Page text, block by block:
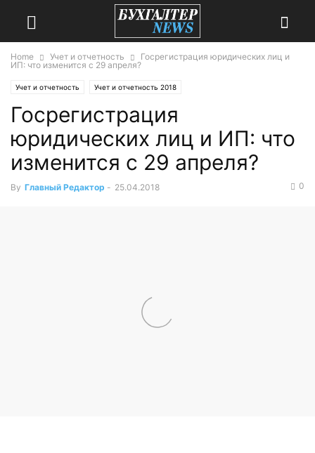
Home Учет и отчетность
Госрегистрация юридических лиц и
ИП: что изменится с 29 апреля?
Учет и отчетность Учет и отчетность 2018
Госрегистрация
юридических лиц и ИП: что
изменится с 29 апреля?
By Главный Редактор - 25.04.2018 0